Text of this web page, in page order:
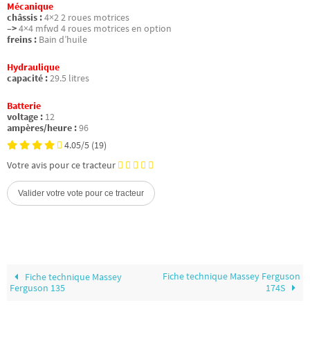
Mécanique
châssis :4×2 2 roues motrices
–>4×4 mfwd 4 roues motrices en option
freins : Bain d’huile
Hydraulique
capacité :29.5 litres
Batterie
voltage : 12
ampères/heure :96
4.05/5 (19)
Votre avis pour ce tracteur
Fiche technique Massey
Ferguson 135
Fiche technique Massey Ferguson
174S